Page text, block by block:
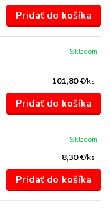
Pridať do košíka
101,80 €/ks
Skladom
Pridať do košíka
8,30 €/ks
Skladom
Pridať do košíka